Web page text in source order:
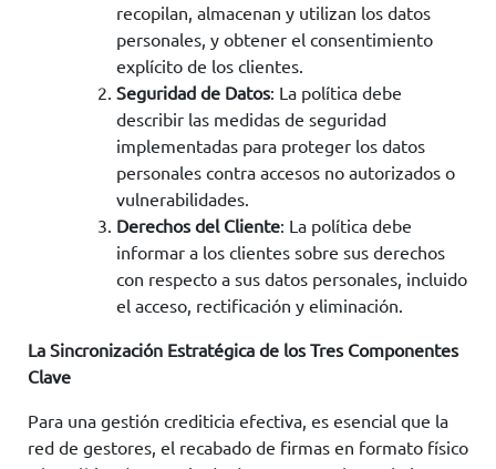
recopilan, almacenan y utilizan los datos
personales, y obtener el consentimiento
explícito de los clientes.
Seguridad de Datos: La política debe
describir las medidas de seguridad
implementadas para proteger los datos
personales contra accesos no autorizados o
vulnerabilidades.
Derechos del Cliente: La política debe
informar a los clientes sobre sus derechos
con respecto a sus datos personales, incluido
el acceso, rectificación y eliminación.
La Sincronización Estratégica de los Tres Componentes
Clave
Para una gestión crediticia efectiva, es esencial que la
red de gestores, el recabado de firmas en formato físico